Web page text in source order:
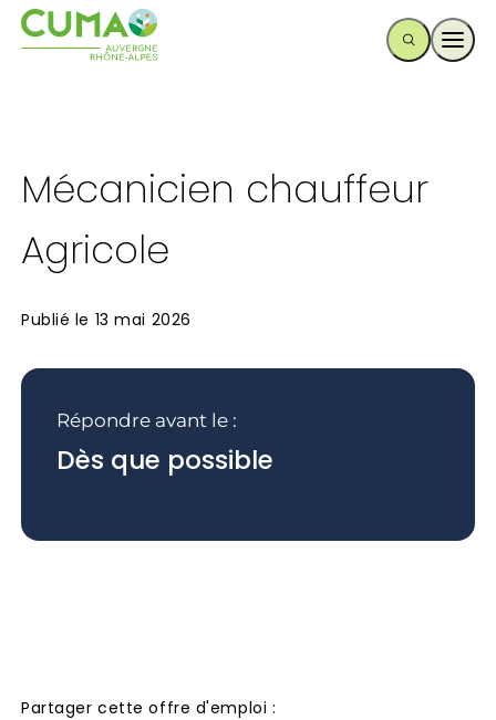
Mécanicien chauffeur
Agricole
Publié le 13 mai 2026
Répondre avant le :
Dès que possible
Partager cette offre d'emploi :